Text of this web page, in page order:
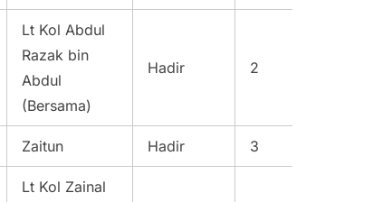
Lt Kol Abdul
Razak bin
Abdul
(Bersama)
Hadir 2
Zaitun Hadir 3
Lt Kol Zainal